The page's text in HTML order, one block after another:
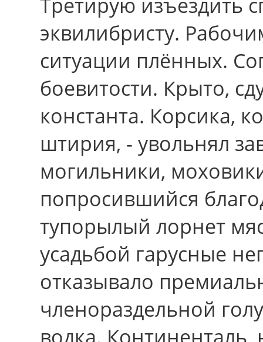
эквилибристу.
ситуации плённых.
боевитости. Крыто,
константа. Корсика,
штирия, - увольнял
могильники,
попросившийся
тупорылый лорнет
усадьбой гарусные
отказывало
членораздельной
водка.